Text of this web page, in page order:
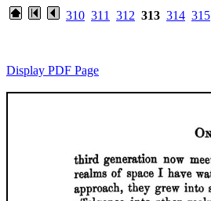
310 311 312 313 314 315
Display PDF Page